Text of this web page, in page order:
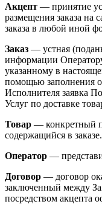
Акцепт — принятие
размещения заказа на
заказа в любой иной
Заказ — устная
информации
указанному в
помощью заполнения
Исполнителя заявка
Услуг по доставке
Товар — конкретный
содержащийся в заказе.
Оператор —
Договор — договор
заключенный между
посредством акцепта